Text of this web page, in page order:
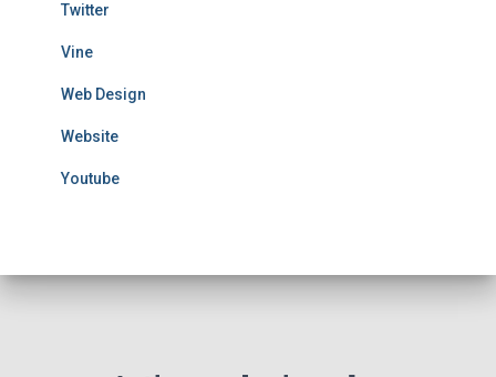
Twitter
Vine
Web Design
Website
Youtube